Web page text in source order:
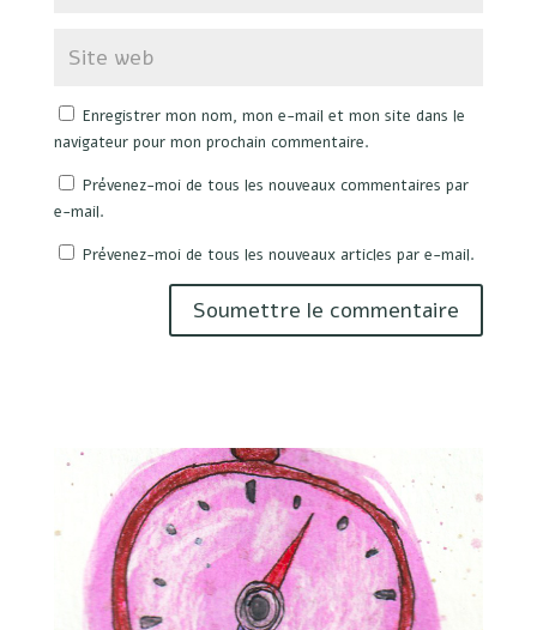
Enregistrer mon nom, mon e-mail et mon site dans le
navigateur pour mon prochain commentaire.
Prévenez-moi de tous les nouveaux commentaires par
e-mail.
Prévenez-moi de tous les nouveaux articles par e-mail.
Soumettre le commentaire